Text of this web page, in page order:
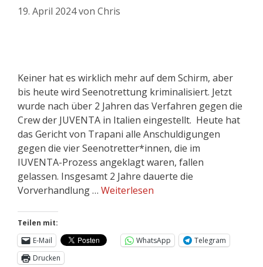
19. April 2024von Chris
Keiner hat es wirklich mehr auf dem Schirm, aber
bis heute wird Seenotrettung kriminalisiert. Jetzt
wurde nach über 2 Jahren das Verfahren gegen die
Crew der JUVENTA in Italien eingestellt. Heute hat
das Gericht von Trapani alle Anschuldigungen
gegen die vier Seenotretter*innen, die im
IUVENTA-Prozess angeklagt waren, fallen
gelassen. Insgesamt 2 Jahre dauerte die
Vorverhandlung … Weiterlesen
Teilen mit:
E-Mail
WhatsApp
Telegram
Drucken